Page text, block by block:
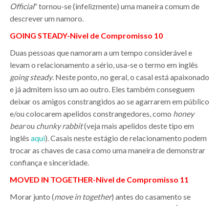
Official” tornou-se (infelizmente) uma maneira comum de
descrever um namoro.
GOING STEADY-Nivel de Compromisso 10
Duas pessoas que namoram a um tempo considerável e
levam o relacionamento a sério, usa-se o termo em inglês
going steady. Neste ponto, no geral, o casal está apaixonado
e já admitem isso um ao outro. Eles também conseguem
deixar os amigos constrangidos ao se agarrarem em público
e/ou colocarem apelidos constrangedores, como honey
bearou chunky rabbit(veja mais apelidos deste tipo em
inglês aqui). Casais neste estágio de relacionamento podem
trocar as chaves de casa como uma maneira de demonstrar
confiança e sinceridade.
MOVED IN TOGETHER-Nivel de Compromisso 11
Morar junto (move in together) antes do casamento se